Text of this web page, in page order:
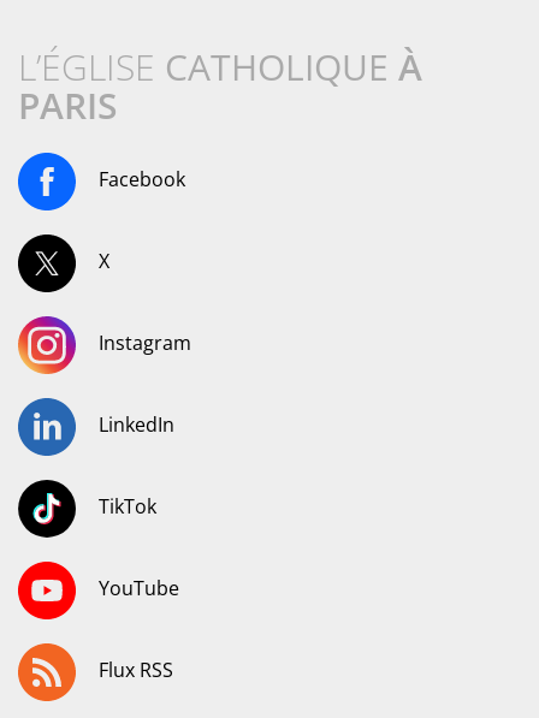
L’ÉGLISE CATHOLIQUE À
PARIS
Facebook
X
Instagram
LinkedIn
TikTok
YouTube
Flux RSS